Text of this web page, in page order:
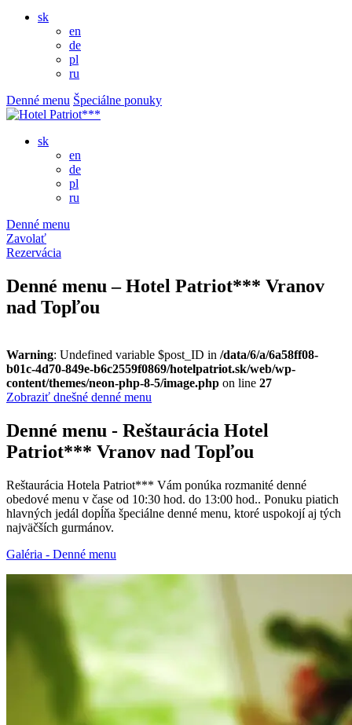
sk
en
de
pl
ru
Denné menu Špeciálne ponuky
sk
en
de
pl
ru
Denné menu
Zavolať
Rezervácia
Denné menu – Hotel Patriot*** Vranov
nad Topľou
Warning: Undefined variable $post_ID in /data/6/a/6a58ff08-
b01c-4d70-849e-b6c2559f0869/hotelpatriot.sk/web/wp-
content/themes/neon-php-8-5/image.php on line 27
Zobraziť dnešné denné menu
Denné menu - Reštaurácia Hotel
Patriot*** Vranov nad Topľou
Reštaurácia Hotela Patriot*** Vám ponúka rozmanité denné
obedové menu v čase od 10:30 hod. do 13:00 hod.. Ponuku piatich
hlavných jedál dopĺňa špeciálne denné menu, ktoré uspokojí aj tých
najväčších gurmánov.
Galéria - Denné menu